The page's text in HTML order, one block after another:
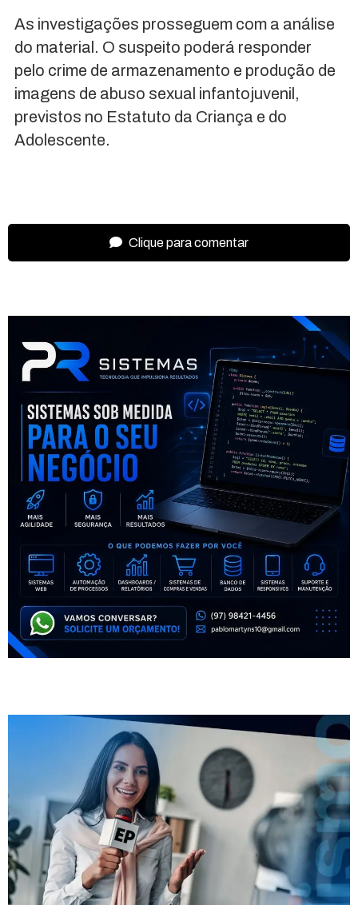
As investigações prosseguem com a análise
do material. O suspeito poderá responder
pelo crime de armazenamento e produção de
imagens de abuso sexual infantojuvenil,
previstos no Estatuto da Criança e do
Adolescente.
Clique para comentar